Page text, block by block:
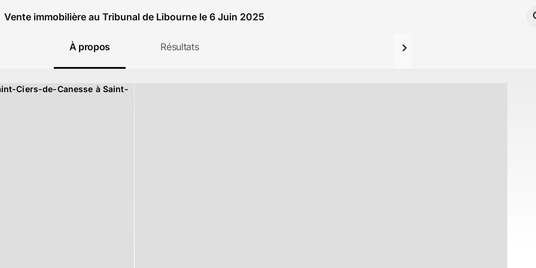
Vente immobilière au Tribunal de Libourne le 6 Juin 2025
À propos Résultats